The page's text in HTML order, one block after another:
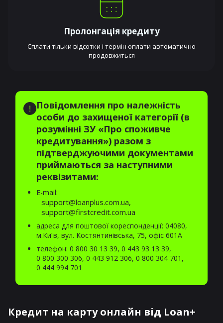
Пролонгація кредиту
Сплати тільки відсотки і термін оплати автоматично
продовжиться
Повідомлення про належність
особи до захищеної категорії (в
розумінні ЗУ «Про споживче
кредитування») разом з
підтверджуючими документами
приймаються за наступними
реквізитами:
E-mail:
support@loanplus.com.ua,
support@firstcredit.com.ua
адреса для поштової кореспонденції: 04080,
м.Київ, вул. Костянтинівська, 75, офіс 601А
телефон: 0 800 30 13 39, 0 443 93 13 39,
0 800 300 306, 0 443 912 306, 0 800 304 701 ,
0 444 994 701
Кредит на карту онлайн від Loan+